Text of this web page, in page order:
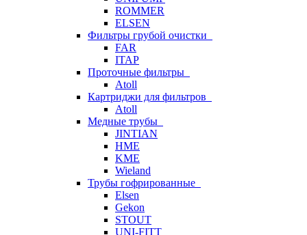
ROMMER
ELSEN
Фильтры грубой очистки
FAR
ITAP
Проточные фильтры
Atoll
Картриджи для фильтров
Atoll
Медные трубы
JINTIAN
HME
KME
Wieland
Трубы гофрированные
Elsen
Gekon
STOUT
UNI-FITT